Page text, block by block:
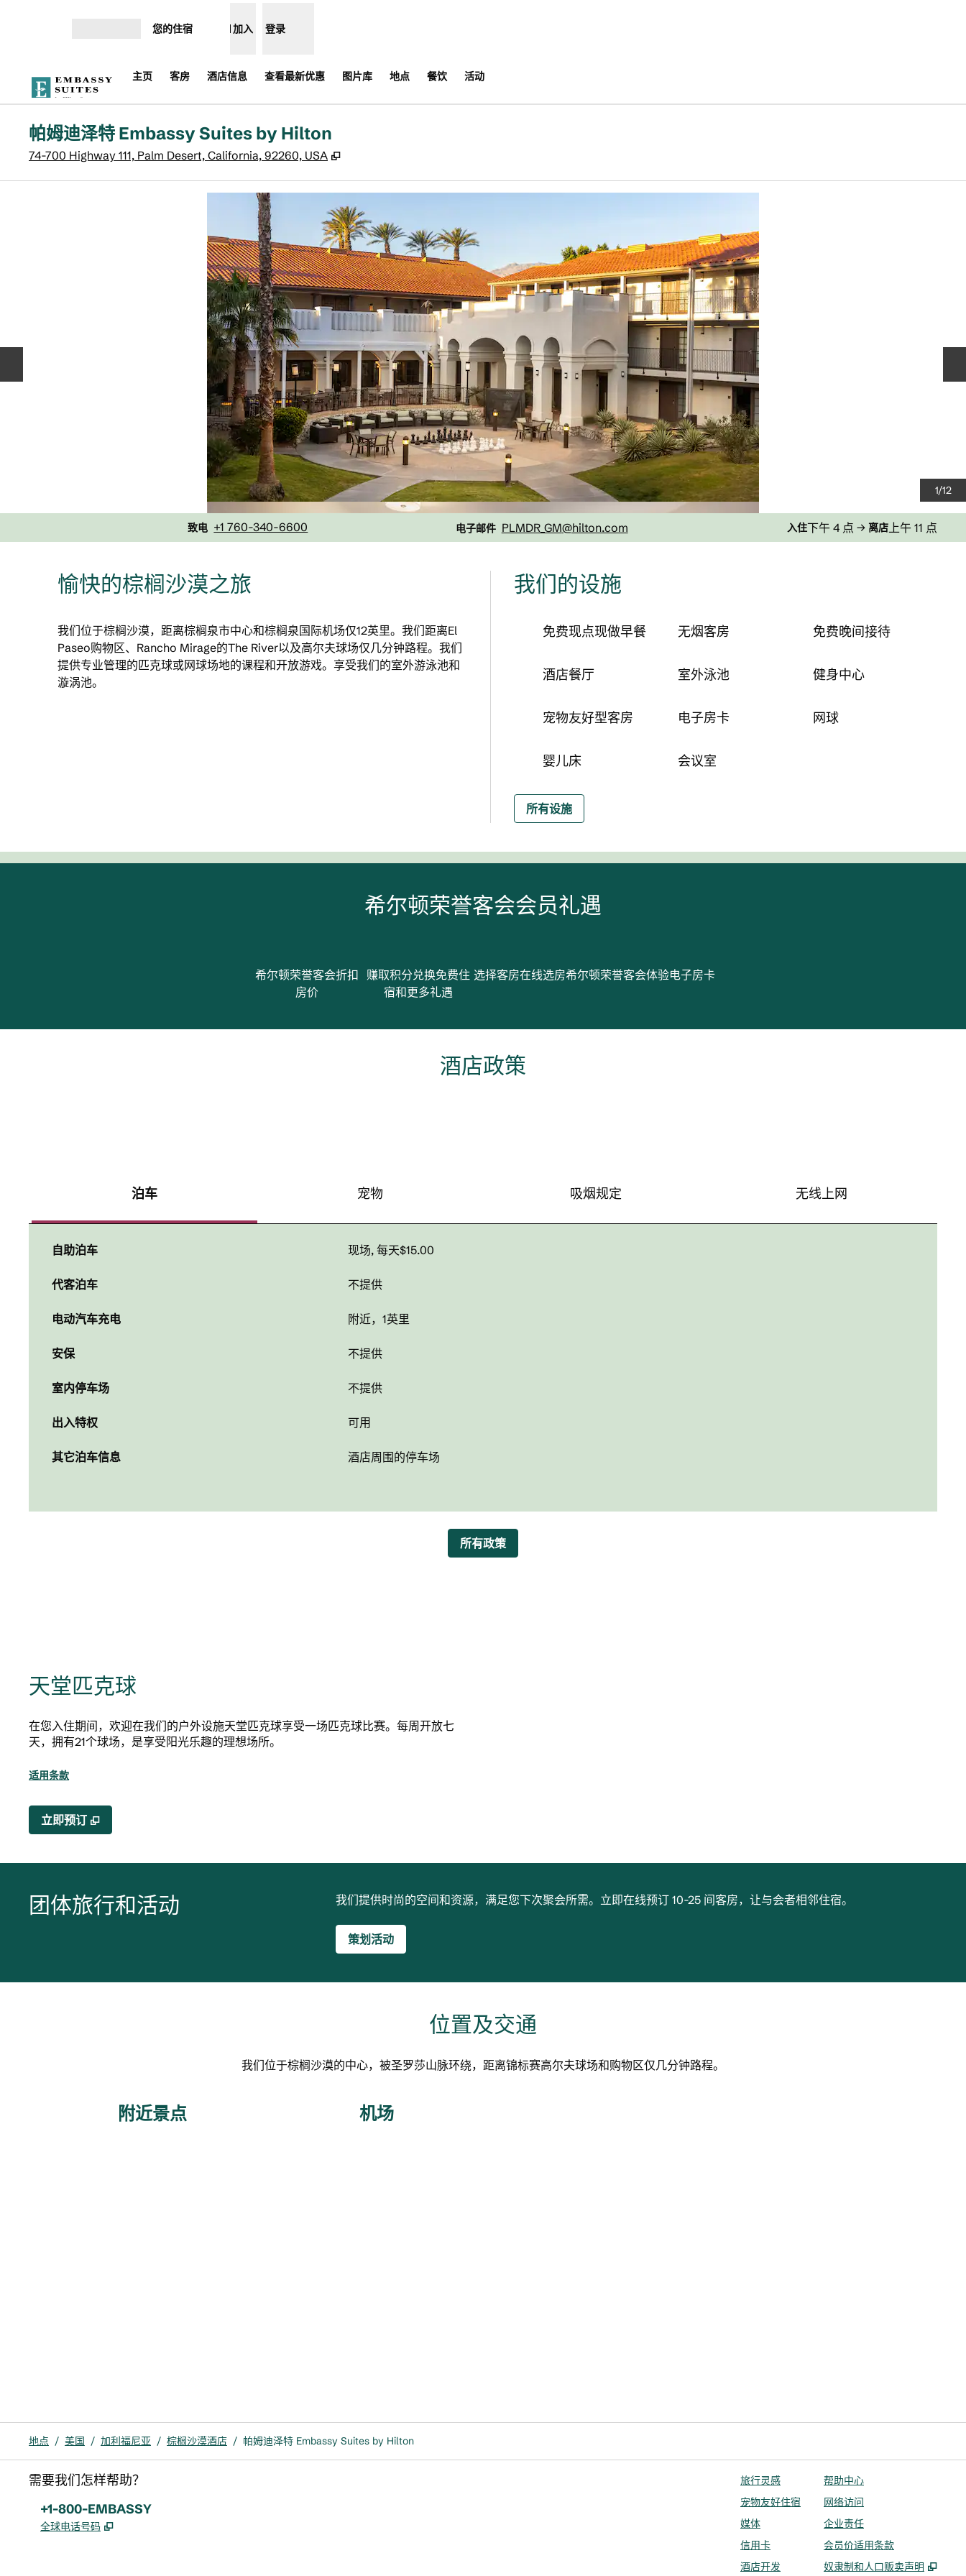
您的住宿 加入 登录
主页 客房 酒店信息 查看最新优惠​ 图片库 地点 餐饮 活动
帕姆迪泽特 Embassy Suites by Hilton
74-700 Highway 111, Palm Desert, California, 92260, USA ,
1/12
致电
电话 +1 760-340-6600 电子邮件
电子邮件 PLMDR_GM@hilton.com 入住下午 4 点 → 离店上午 11 点
愉快的棕榈沙漠之旅
我们位于棕榈沙漠，距离棕榈泉市中心和棕榈泉国际机场仅12英里。我们距离El
Paseo购物区、Rancho Mirage的The River以及高尔夫球场仅几分钟路程。我们
提供专业管理的匹克球或网球场地的课程和开放游戏。享受我们的室外游泳池和
漩涡池。
我们的设施
免费现点现做早餐 无烟客房 免费晚间接待
酒店餐厅 室外泳池 健身中心
宠物友好型客房 电子房卡 网球
婴儿床 会议室
所有设施
希尔顿荣誉客会会员礼遇
希尔顿荣誉客会折扣
房价
赚取积分兑换免费住
宿和更多礼遇
选择客房在线选房希尔顿荣誉客会体验电子房卡
酒店政策
泊车 宠物 吸烟规定 无线上网
自助泊车 现场, 每天$15.00
代客泊车 不提供
电动汽车充电 附近，1英里
安保 不提供
室内停车场 不提供
出入特权 可用
其它泊车信息 酒店周围的停车场
所有政策
天堂匹克球
在您入住期间，欢迎在我们的户外设施天堂匹克球享受一场匹克球比赛。每周开放七
天，拥有21个球场，是享受阳光乐趣的理想场所。
适用条款
立即预订 ,
团体旅行和活动 我们提供时尚的空间和资源，满足您下次聚会所需。立即在线预订 10-25 间客房，让与会者相邻住宿。
策划活动
位置及交通
我们位于棕榈沙漠的中心，被圣罗莎山脉环绕，距离锦标赛高尔夫球场和购物区仅几分钟路程。
附近景点 机场
地点 / 美国 / 加利福尼亚 / 棕榈沙漠酒店 / 帕姆迪泽特 Embassy Suites by Hilton
需要我们怎样帮助？
电话:
+1-800-EMBASSY
全球电话号码 ,
旅行灵感
宠物友好住宿
媒体
信用卡
酒店开发
帮助中心
网络访问
企业责任
会员价适用条款
奴隶制和人口贩卖声明
,